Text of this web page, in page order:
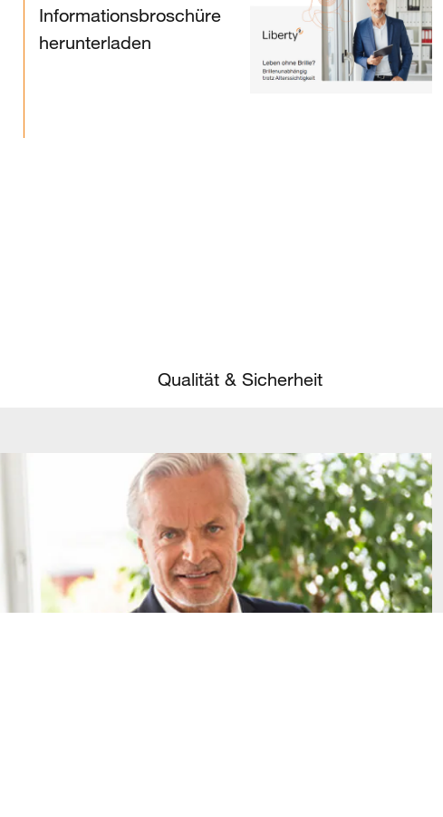
Informationsbroschüre
herunterladen
Qualität & Sicherheit